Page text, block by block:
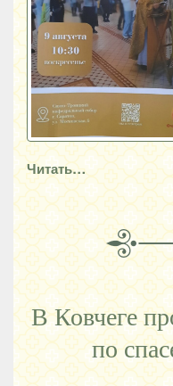
Читать…
В Ковчеге
по